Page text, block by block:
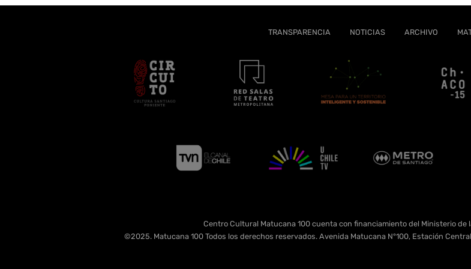
TRANSPARENCIA NOTICIAS ARCHIVO
Centro Cultural Matucana 100 cuenta con financiamiento del Ministerio de
©2025. Matucana 100 Todos los derechos reservados. Avenida Matucana N°100, Estación